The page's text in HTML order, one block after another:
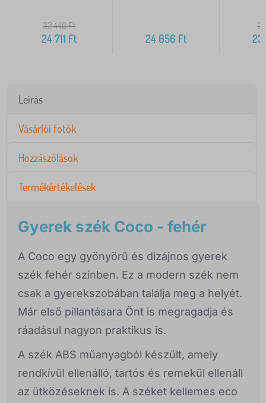
32 440Ft
24 711 Ft 24 656 Ft 23
Leírás
Vásárlói fotók
Hozzászólások
Termékértékelések
Gyerek szék Coco - fehér
A Coco egy gyönyörű és dizájnos gyerek
szék fehér színben. Ez a modern szék nem
csak a gyerekszobában találja meg a helyét.
Már első pillantásara Önt is megragadja és
ráadásul nagyon praktikus is.
A szék ABS műanyagból készült, amely
rendkívül ellenálló, tartós és remekül ellenáll
az ütközéseknek is. A széket kellemes eco